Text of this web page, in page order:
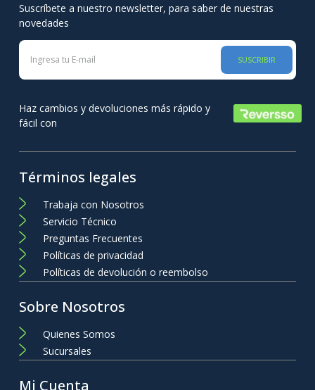
Suscríbete a nuestro newsletter, para saber de nuestras
novedades
SUSCRIBIR
Haz cambios y devoluciones más rápido y
fácil con
Términos legales
Trabaja con Nosotros
Servicio Técnico
Preguntas Frecuentes
Políticas de privacidad
Políticas de devolución o reembolso
Sobre Nosotros
Quienes Somos
Sucursales
Mi Cuenta